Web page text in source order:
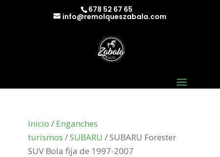
678 52 67 65
info@remolqueszabala.com
Inicio / Enganches
turismos /SUBARU / SUBARU Forester
SUV Bola fija de 1997-2007